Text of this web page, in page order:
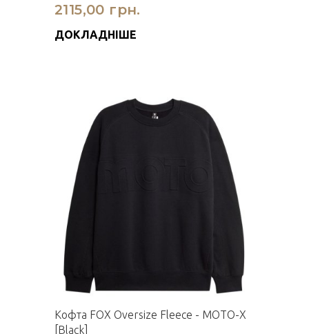
2115,00 грн.
ДОКЛАДНІШЕ
Кофта FOX Oversize Fleece - MOTO-X
[Black]